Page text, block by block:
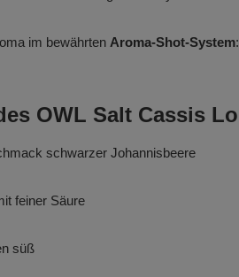
im bewährten Aroma-Shot-System
OWL Salt Cassis
schwarzer Johannisbeere
feiner Säure
süß